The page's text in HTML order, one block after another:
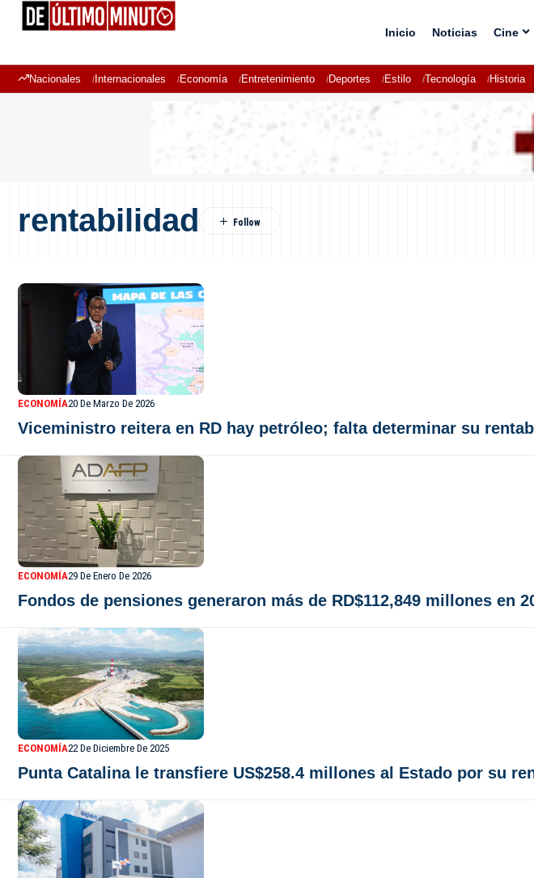
Inicio Noticias Cine
Nacionales Internacionales Economía Entretenimiento Deportes Estilo Tecnología Historia
rentabilidad
ECONOMÍA20 De Marzo De 2026
Viceministro reitera en RD hay petróleo; falta determinar su
ECONOMÍA29 De Enero De 2026
Fondos de pensiones generaron más de RD$112,849 millones en
ECONOMÍA22 De Diciembre De 2025
Punta Catalina le transfiere US$258.4 millones al Estado por su